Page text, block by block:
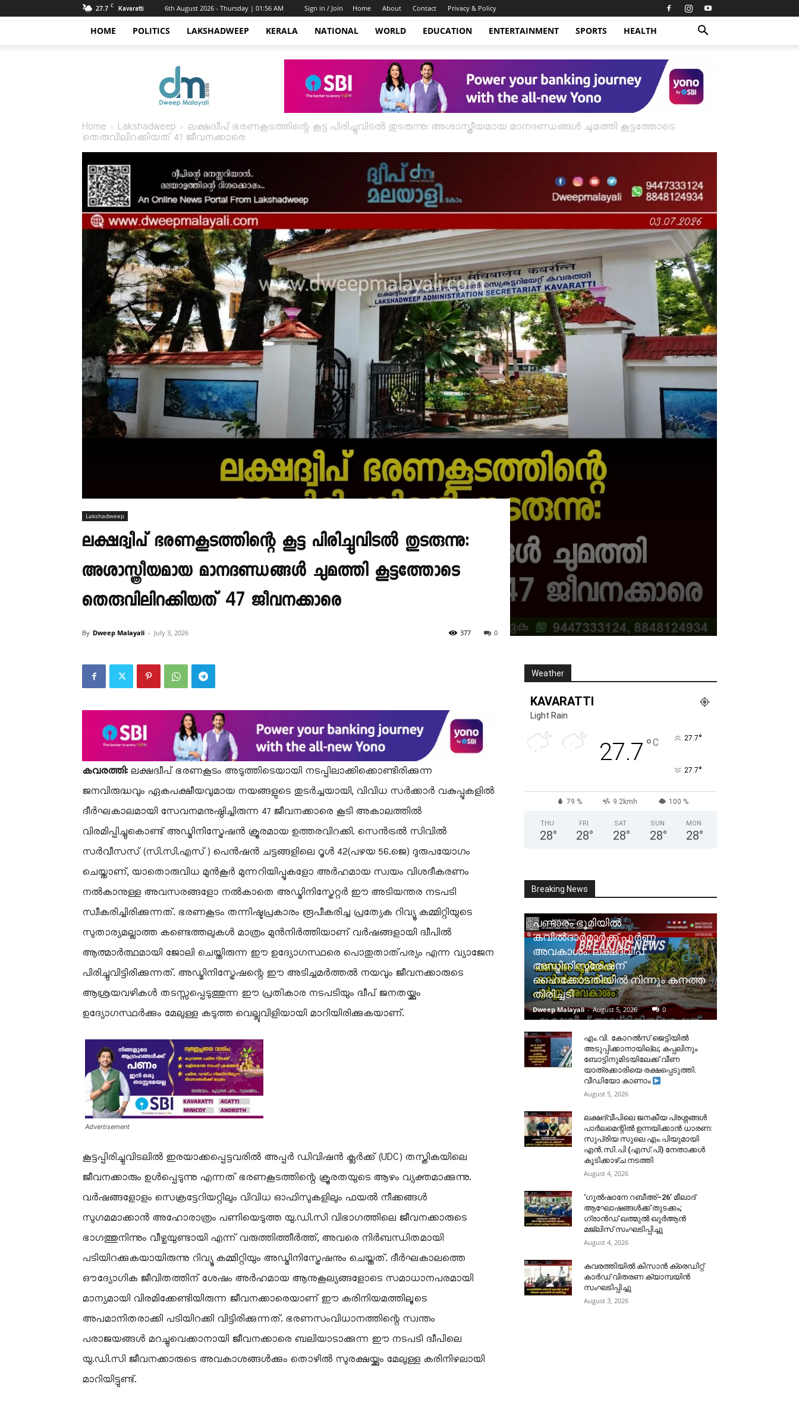
27.7 C Kavaratti 6th August 2026 - Thursday | 01:56 AM Sign in / Join Home About Contact Privacy & Policy
HOME POLITICS LAKSHADWEEP KERALA NATIONAL WORLD EDUCATION ENTERTAINMENT SPORTS HEALTH
Home Lakshadweep
ലക്ഷദ്വീപ് ഭരണകൂടത്തിന്റെ കൂട്ട പിരിച്ചുവിടൽ തുടരുന്നു: അശാസ്ത്രീയമായ മാനദണ്ഡങ്ങൾ ചുമത്തി കൂട്ടത്തോടെ
തെരുവിലിറക്കിയത് 47 ജീവനക്കാരെ
Lakshadweep
ലക്ഷദ്വീപ് ഭരണകൂടത്തിന്റെ കൂട്ട പിരിച്ചുവിടൽ തുടരുന്നു:
അശാസ്ത്രീയമായ മാനദണ്ഡങ്ങൾ ചുമത്തി കൂട്ടത്തോടെ
തെരുവിലിറക്കിയത് 47 ജീവനക്കാരെ
By Dweep Malayali - July 3, 2026 0
377
കവരത്തി:​ലക്ഷദ്വീപ് ഭരണകൂടം അടുത്തിടെയായി നടപ്പിലാക്കിക്കൊണ്ടിരിക്കുന്ന
ജനവിരുദ്ധവും ഏകപക്ഷീയവുമായ നയങ്ങളുടെ തുടർച്ചയായി, വിവിധ സർക്കാർ വകുപ്പുകളിൽ
ദീർഘകാലമായി സേവനമനുഷ്ഠിച്ചിരുന്ന 47 ജീവനക്കാരെ കൂടി അകാലത്തിൽ
വിരമിപ്പിച്ചുകൊണ്ട് അഡ്മിനിസ്ട്രേഷൻ ക്രൂരമായ ഉത്തരവിറക്കി. സെൻട്രൽ സിവിൽ
സർവീസസ് (സി.സി.എസ്) പെൻഷൻ ചട്ടങ്ങളിലെ റൂൾ 42(പഴയ 56.ജെ) ദുരുപയോഗം
ചെയ്താണ്, യാതൊരുവിധ മുൻകൂർ മുന്നറിയിപ്പുകളോ അർഹമായ സ്വയം വിശദീകരണം
നൽകാനുള്ള അവസരങ്ങളോ നൽകാതെ അഡ്മിനിസ്ട്രേറ്റർ ഈ അടിയന്തര നടപടി
സ്വീകരിച്ചിരിക്കുന്നത്. ഭരണകൂടം തന്നിഷ്ടപ്രകാരം രൂപീകരിച്ച പ്രത്യേക റിവ്യൂ കമ്മിറ്റിയുടെ
സുതാര്യമല്ലാത്ത കണ്ടെത്തലുകൾ മാത്രം മുൻനിർത്തിയാണ് വർഷങ്ങളായി ദ്വീപിൽ
ആത്മാർത്ഥമായി ജോലി ചെയ്തിരുന്ന ഈ ഉദ്യോഗസ്ഥരെ പൊതുതാത്പര്യം എന്ന വ്യാജേന
പിരിച്ചുവിട്ടിരിക്കുന്നത്. അഡ്മിനിസ്ട്രേഷന്റെ ഈ അടിച്ചമർത്തൽ നയവും ജീവനക്കാരുടെ
ആശ്രയവഴികൾ തടസ്സപ്പെടുത്തുന്ന ഈ പ്രതികാര നടപടിയും ദ്വീപ് ജനതയ്ക്കും
ഉദ്യോഗസ്ഥർക്കും മേലുള്ള കടുത്ത വെല്ലുവിളിയായി മാറിയിരിക്കുകയാണ്.
Advertisement
​കൂട്ടപ്പിരിച്ചുവിടലിൽ ഇരയാക്കപ്പെട്ടവരിൽ അപ്പർ ഡിവിഷൻ ക്ലർക്ക് (UDC) തസ്തികയിലെ
ജീവനക്കാരും ഉൾപ്പെടുന്നു എന്നത് ഭരണകൂടത്തിന്റെ ക്രൂരതയുടെ ആഴം വ്യക്തമാക്കുന്നു.
വർഷങ്ങളോളം സെക്രട്ടേറിയറ്റിലും വിവിധ ഓഫിസുകളിലും ഫയൽ നീക്കങ്ങൾ
സുഗമമാക്കാൻ അഹോരാത്രം പണിയെടുത്ത യു.ഡി.സി വിഭാഗത്തിലെ ജീവനക്കാരുടെ
ഭാഗത്തുനിന്നും വീഴ്ചയുണ്ടായി എന്ന് വരുത്തിത്തീർത്ത്, അവരെ നിർബന്ധിതമായി
പടിയിറക്കുകയായിരുന്നു റിവ്യൂ കമ്മിറ്റിയും അഡ്മിനിസ്ട്രേഷനും ചെയ്തത്. ദീർഘകാലത്തെ
ഔദ്യോഗിക ജീവിതത്തിന് ശേഷം അർഹമായ ആനുകൂല്യങ്ങളോടെ സമാധാനപരമായി
മാന്യമായി വിരമിക്കേണ്ടിയിരുന്ന ജീവനക്കാരെയാണ് ഈ കരിനിയമത്തിലൂടെ
അപമാനിതരാക്കി പടിയിറക്കി വിട്ടിരിക്കുന്നത്. ഭരണസംവിധാനത്തിന്റെ സ്വന്തം
പരാജയങ്ങൾ മറച്ചുവെക്കാനായി ജീവനക്കാരെ ബലിയാടാക്കുന്ന ഈ നടപടി ദ്വീപിലെ
യു.ഡി.സി ജീവനക്കാരുടെ അവകാശങ്ങൾക്കും തൊഴിൽ സുരക്ഷയ്ക്കും മേലുള്ള കരിനിഴലായി
മാറിയിട്ടുണ്ട്.
Weather
KAVARATTI
Light Rain
27.7 °C 27.7°
27.7°
79 % 9.2kmh 100 %
THU
28°
FRI
28°
SAT
28°
SUN
28°
MON
28°
Breaking News
പണ്ടാരം ഭൂമിയിൽ
കവിൽദാർമാർക്ക് പൂർണ്ണ
അവകാശം: ലക്ഷദ്വീപ്
അഡ്മിനിസ്ട്രേഷന്
ഹൈക്കോടതിയിൽ നിന്നും കനത്ത
തിരിച്ചടി
Dweep Malayali - August 5, 2026 0
​എം.വി. കോറൽസ് ജെട്ടിയിൽ
അടുപ്പിക്കാനായില്ല; കപ്പലിനും
ബോട്ടിനുമിടയിലേക്ക് വീണ
യാത്രക്കാരിയെ രക്ഷപ്പെടുത്തി.
വീഡിയോ കാണാം
August 5, 2026
ലക്ഷദ്വീപിലെ ജനകീയ പ്രശ്നങ്ങൾ
പാർലമെന്റിൽ ഉന്നയിക്കാൻ ധാരണ:
സുപ്രിയ സുലെ എം.പിയുമായി
എൻ.സി.പി (എസ്.പി) നേതാക്കൾ
കൂടിക്കാഴ്ച നടത്തി
August 4, 2026
‘ഗുൽഷാനേ റബീഅ്–26’ മീലാദ്
ആഘോഷങ്ങൾക്ക് തുടക്കം;
ഗ്രാൻഡ് ഖത്മുൽ ഖുർആൻ
മജ്‌ലിസ് സംഘടിപ്പിച്ചു
August 4, 2026
കവരത്തിയിൽ കിസാൻ ക്രെഡിറ്റ്
കാർഡ് വിതരണ ക്യാമ്പയിൻ
സംഘടിപ്പിച്ചു
August 3, 2026